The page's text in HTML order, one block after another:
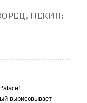
ПЕКИН:
вырисовывает